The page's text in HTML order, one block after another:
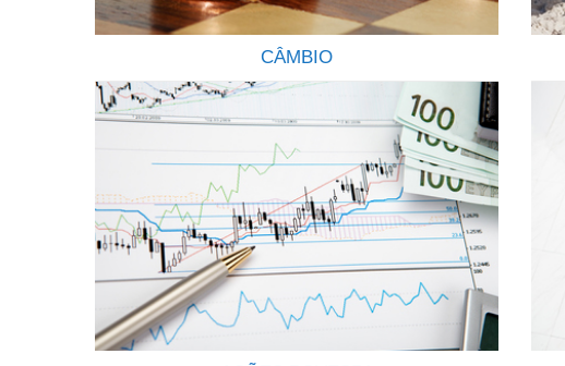
ENVIE E RECEBA ORDENS E PAGAMENTO
INTERNACIONAIS Envio de ordens e
recebimentos diversos do exterior de forma
transparente seja por pessoas físicas ou pessoas
jurídicas é um dos serviços que oferecemos a
nossos clientes. Somos uma empresa
especializada em pagamentos internacionais e no
recebimento de ordens do exterior destinadas a
correntistas de todos os bancos Brasileiros….
CÂMBIO